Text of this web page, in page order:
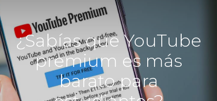
¿Sabías que YouTube
premium es más
barato para